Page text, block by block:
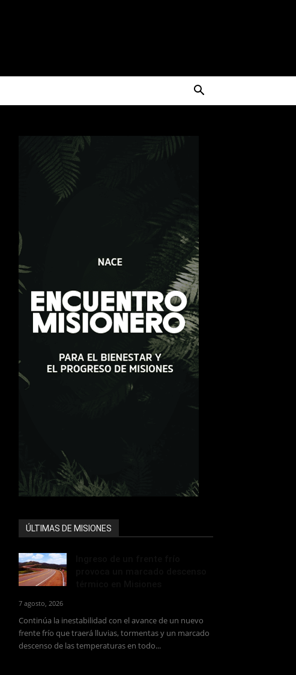
ÚLTIMAS DE MISIONES
7 agosto, 2026
Continúa la inestabilidad con el avance de un nuevo
frente frío que traerá lluvias, tormentas y un marcado
descenso de las temperaturas en todo...